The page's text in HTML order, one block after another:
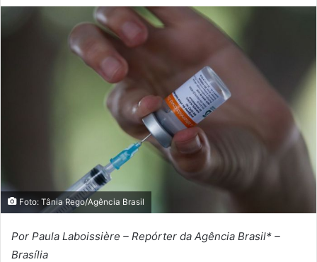
Foto: Tânia Rego/Agência Brasil
Por Paula Laboissière – Repórter da Agência Brasil* –
Brasília